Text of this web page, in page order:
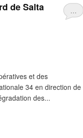
…
de Salta
et des
34 en direction de
des...